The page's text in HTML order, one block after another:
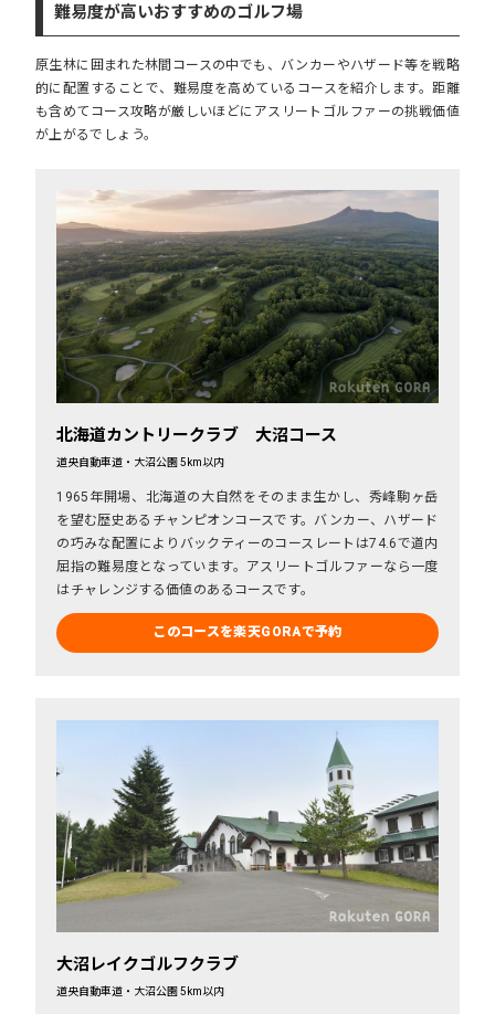
難易度が高いおすすめのゴルフ場
原生林に囲まれた林間コースの中でも、バンカーやハザード等を戦略
的に配置することで、難易度を高めているコースを紹介します。距離
も含めてコース攻略が厳しいほどにアスリートゴルファーの挑戦価値
が上がるでしょう。
北海道カントリークラブ 大沼コース
道央自動車道・大沼公園 5km以内
1965年開場、北海道の大自然をそのまま生かし、秀峰駒ヶ岳
を望む歴史あるチャンピオンコースです。バンカー、ハザード
の巧みな配置によりバックティーのコースレートは74.6で道内
屈指の難易度となっています。アスリートゴルファーなら一度
はチャレンジする価値のあるコースです。
このコースを楽天GORAで予約
大沼レイクゴルフクラブ
道央自動車道・大沼公園 5km以内